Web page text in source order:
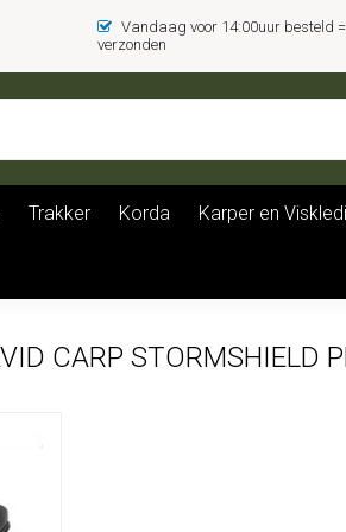
Vandaag voor 14:00uur besteld
verzonden
Trakker Korda Karper en
CARP STORMSHIELD